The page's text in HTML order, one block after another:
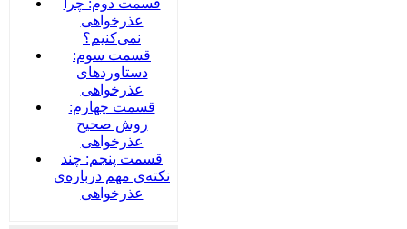
قسمت دوم: چرا
عذرخواهی
نمی‌کنیم؟
قسمت سوم:
دستاوردهای
عذرخواهی
قسمت چهارم:
روش صحیح
عذرخواهی
قسمت پنجم: چند
نکته‌ی مهم درباره‌ی
عذرخواهی